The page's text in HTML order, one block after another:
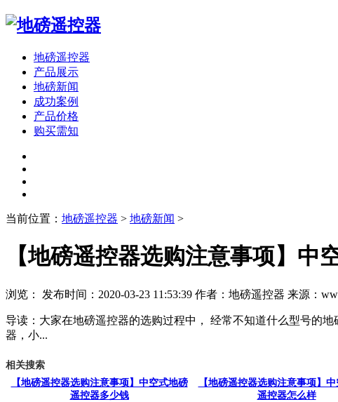
地磅遥控器
产品展示
地磅新闻
成功案例
产品价格
购买需知
当前位置： 地磅遥控器 > 地磅新闻 >
【地磅遥控器选购注意事项】中
浏览： 发布时间：2020-03-23 11:53:39 作者：地磅遥控器 来源：
导读：大家在地磅遥控器的选购过程中， 经常不知道什么型号的
器，小...
相关搜索
【地磅遥控器选购注意事项】中空式地磅
遥控器多少钱
【地磅遥控器选购注意事项】
遥控器怎么样